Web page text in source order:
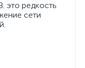
это редкость
сети